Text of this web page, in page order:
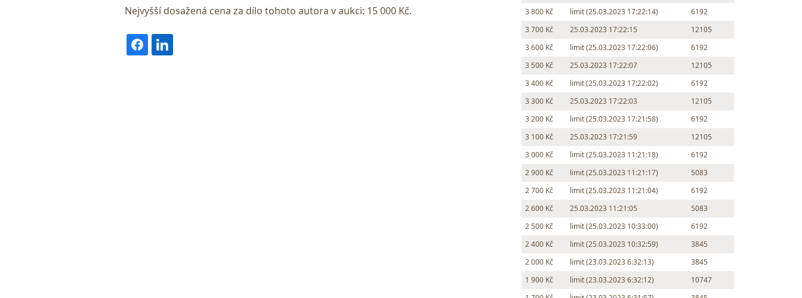
Nejvyšší dosažená cena za dílo tohoto autora v aukci: 15 000 Kč.
3 800 Kč
limit (25.03.2023 17:22:14)
6192
3 700 Kč
25.03.2023 17:22:15
12105
3 600 Kč
limit (25.03.2023 17:22:06)
6192
3 500 Kč
25.03.2023 17:22:07
12105
3 400 Kč
limit (25.03.2023 17:22:02)
6192
3 300 Kč
25.03.2023 17:22:03
12105
3 200 Kč
limit (25.03.2023 17:21:58)
6192
3 100 Kč
25.03.2023 17:21:59
12105
3 000 Kč
limit (25.03.2023 11:21:18)
6192
2 900 Kč
limit (25.03.2023 11:21:17)
5083
2 700 Kč
limit (25.03.2023 11:21:04)
6192
2 600 Kč
25.03.2023 11:21:05
5083
2 500 Kč
limit (25.03.2023 10:33:00)
6192
2 400 Kč
limit (25.03.2023 10:32:59)
3845
2 000 Kč
limit (23.03.2023 6:32:13)
3845
1 900 Kč
limit (23.03.2023 6:32:12)
10747